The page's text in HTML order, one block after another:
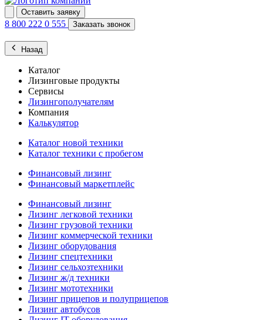
Оставить заявку
8 800 222 0 555 Заказать звонок
Назад
Каталог
Лизинговые продукты
Сервисы
Лизингополучателям
Компания
Калькулятор
Каталог новой техники
Каталог техники с пробегом
Финансовый лизинг
Финансовый маркетплейс
Финансовый лизинг
Лизинг легковой техники
Лизинг грузовой техники
Лизинг коммерческой техники
Лизинг оборудования
Лизинг спецтехники
Лизинг сельхозтехники
Лизинг ж/д техники
Лизинг мототехники
Лизинг прицепов и полуприцепов
Лизинг автобусов